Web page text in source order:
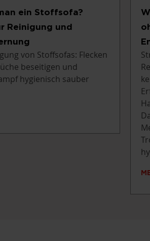
ein Stoffsofa?
Reinigung und
von Stoffsofas: Flecken
beseitigen und
hygienisch sauber